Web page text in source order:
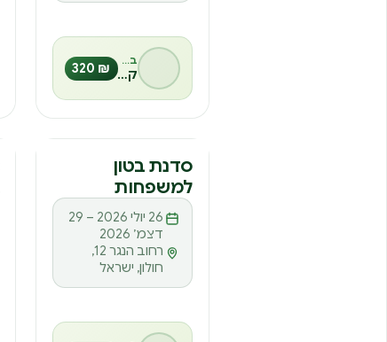
קרני אונגר ₪ 320
ס
סדנת בטון
למשפחות
26 יולי 2026 – 29
דצמ׳ 2026
חולון, ישראל